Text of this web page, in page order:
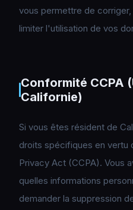
vous permettre de
limiter l'utilisation de vos
Conformité CCPA
Californie)
Si vous êtes résident de
droits spécifiques en vertu
Privacy Act (CCPA). Vous
quelles informations
demander la suppression